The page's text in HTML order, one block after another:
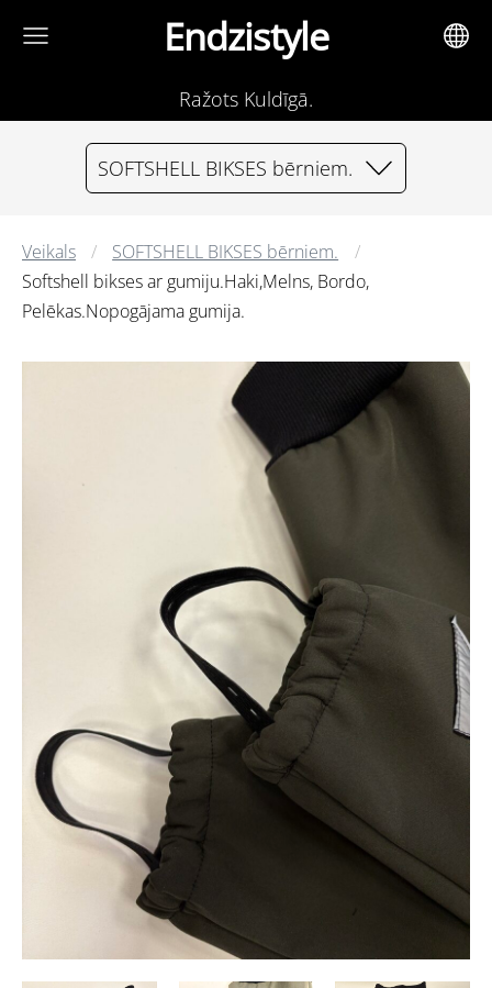
Endzistyle
Ražots Kuldīgā.
SOFTSHELL BIKSES bērniem.
Veikals
SOFTSHELL BIKSES bērniem.
Softshell bikses ar gumiju.Haki,Melns, Bordo,
Pelēkas.Nopogājama gumija.